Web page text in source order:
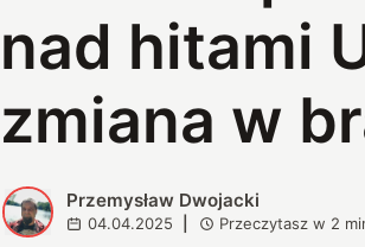
nad hitami
zmiana w
P Przemysław Dwojacki
04.04.2025 Przeczytasz w 2